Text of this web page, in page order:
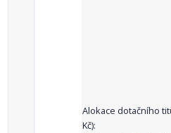
Alokace dotačního
Kč):